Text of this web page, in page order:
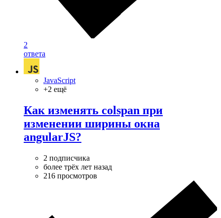
2
ответа
JavaScript
+2 ещё
Как изменять colspan при
изменении ширины окна
angularJS?
2 подписчика
более трёх лет назад
216 просмотров